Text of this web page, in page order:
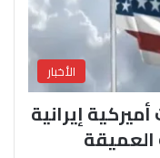
الأخبار
إيرانية
العميقة